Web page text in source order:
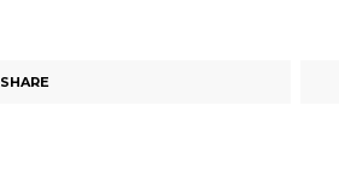
SHARE